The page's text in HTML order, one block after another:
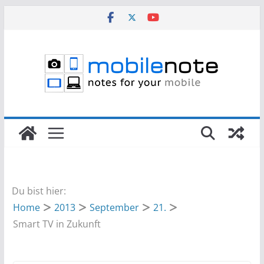
Du bist hier:
Home
2013 September
21.
Smart TV in Zukunft